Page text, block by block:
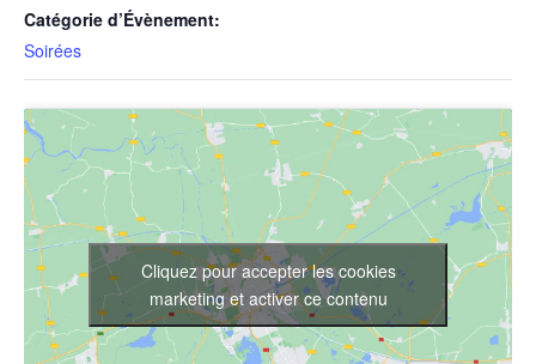
Catégorie d’Évènement:
Soirées
Cliquez pour accepter les cookies
marketing et activer ce contenu